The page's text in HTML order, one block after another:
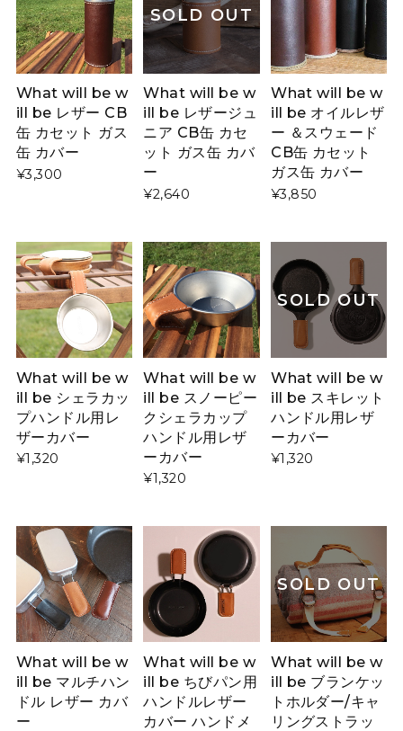
What will be w
ill be レザー CB
缶 カセット ガス
缶 カバー
¥3,300
SOLD OUT
What will be w
ill be レザージュ
ニア CB缶 カセ
ット ガス缶 カバ
ー
¥2,640
What will be w
ill be オイルレザ
ー ＆スウェード
CB缶 カセット
ガス缶 カバー
¥3,850
What will be w
ill be シェラカッ
プハンドル用レ
ザーカバー
¥1,320
What will be w
ill be スノーピー
クシェラカップ
ハンドル用レザ
ーカバー
¥1,320
SOLD OUT
What will be w
ill be スキレット
ハンドル用レザ
ーカバー
¥1,320
What will be w
ill be マルチハン
ドル レザー カバ
ー
What will be w
ill be ちびパン用
ハンドルレザー
カバー ハンドメ
SOLD OUT
What will be w
ill be ブランケッ
トホルダー/キャ
リングストラッ